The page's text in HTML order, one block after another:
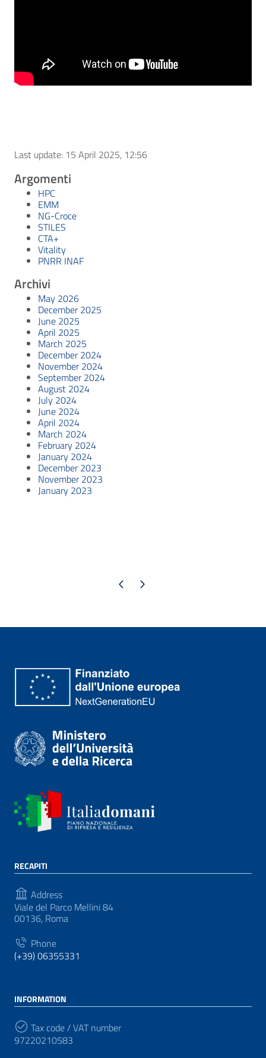
Last update: 15 April 2025, 12:56
Argomenti
HPC
EMM
NG-Croce
STILES
CTA+
Vitality
PNRR INAF
Archivi
May 2026
December 2025
June 2025
April 2025
March 2025
December 2024
November 2024
September 2024
August 2024
July 2024
June 2024
April 2024
March 2024
February 2024
January 2024
December 2023
November 2023
January 2023
Previous pageNext page
RECAPITI
Address
Viale del Parco Mellini 84
00136, Roma
Phone
(+39) 06355331
INFORMATION
Tax code / VAT number
97220210583